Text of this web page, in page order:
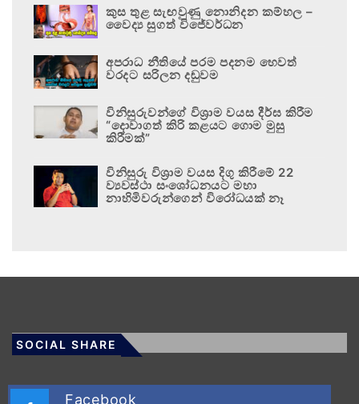
කුස තුළ සැඟවුණු නොනිදන කම්හල –
වෛද්‍ය සුගත් විජේවර්ධන
අපරාධ නීතියේ පරම පදනම හෙවත්
වරදට සරිලන දඬුවම
විනිසුරුවන්ගේ විශ්‍රාම වයස දීර්ඝ කිරීම
“දොවාගත් කිරි කළයට ගොම මුසු
කිරීමක්”
විනිසුරු විශ්‍රාම වයස දිගු කිරීමේ 22
ව්‍යවස්ථා සංශෝධනයට මහා
නාහිමිවරුන්ගෙන් විරෝධයක් නෑ
SOCIAL SHARE
Facebook